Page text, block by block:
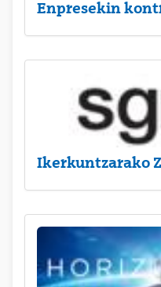
Enpresekin
Ikerkuntzarako